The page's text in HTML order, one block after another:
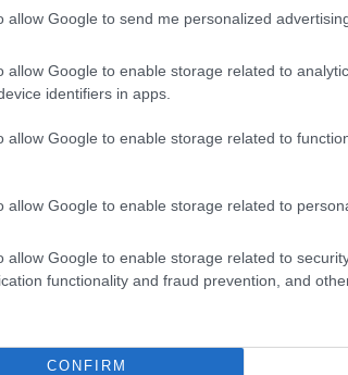
allow Google to send me personalized
allow Google to enable storage related to
identifiers in apps.
allow Google to enable storage related to
allow Google to enable storage related to
allow Google to enable storage related to
functionality and fraud prevention, and
CONFIRM
εδώτην επιστολή της ΟΙΕΛΕ στην
εδώ την καταγγελία της